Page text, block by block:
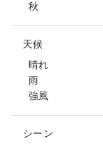
秋
天候
晴れ
雨
強風
シーン